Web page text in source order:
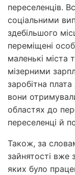
переселенців.
соціальними
здебільшого
переміщені
маленькі міста
мізерними
заробітна
вони
областях до
переселенці й
Також, за
зайнятості вже
яких було